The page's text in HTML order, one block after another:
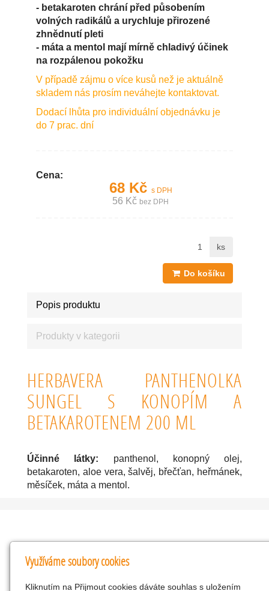
- betakaroten chrání před působením
volných radikálů a urychluje přirozené
zhnědnutí pleti
- máta a mentol mají mírně chladivý účinek
na rozpálenou pokožku
V případě zájmu o více kusů než je aktuálně
skladem nás prosím neváhejte kontaktovat.
Dodací lhůta pro individuální objednávku je
do 7 prac. dní
Cena:
68 Kč s DPH
56 Kč bez DPH
ks
Do košíku
Popis produktu
Produkty v kategorii
HERBAVERA PANTHENOLKA
SUNGEL S KONOPÍM A
BETAKAROTENEM 200 ML
Účinné látky: panthenol, konopný olej,
betakaroten, aloe vera, šalvěj, břečťan, heřmánek,
měsíček, máta a mentol.
Kontakty
KNK obchodní společnost s r.o.
Využíváme soubory cookies
Kliknutím na Přijmout cookies dáváte souhlas s uložením